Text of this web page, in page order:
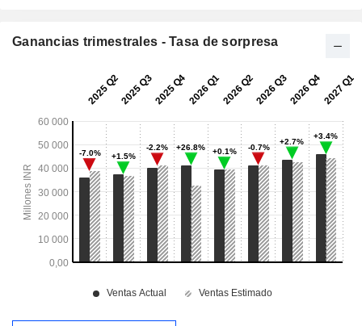
Ganancias trimestrales - Tasa de sorpresa